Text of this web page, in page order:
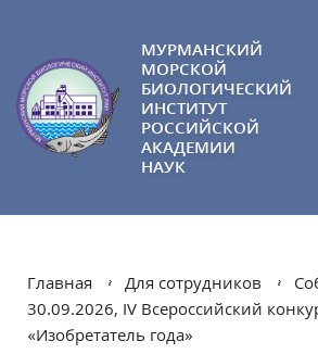
МУРМАНСКИЙ
МОРСКОЙ
БИОЛОГИЧЕСКИЙ
ИНСТИТУТ
РОССИЙСКОЙ
АКАДЕМИИ
НАУК
Главная Для сотрудников
30.09.2026, IV Всероссийский
«Изобретатель года»